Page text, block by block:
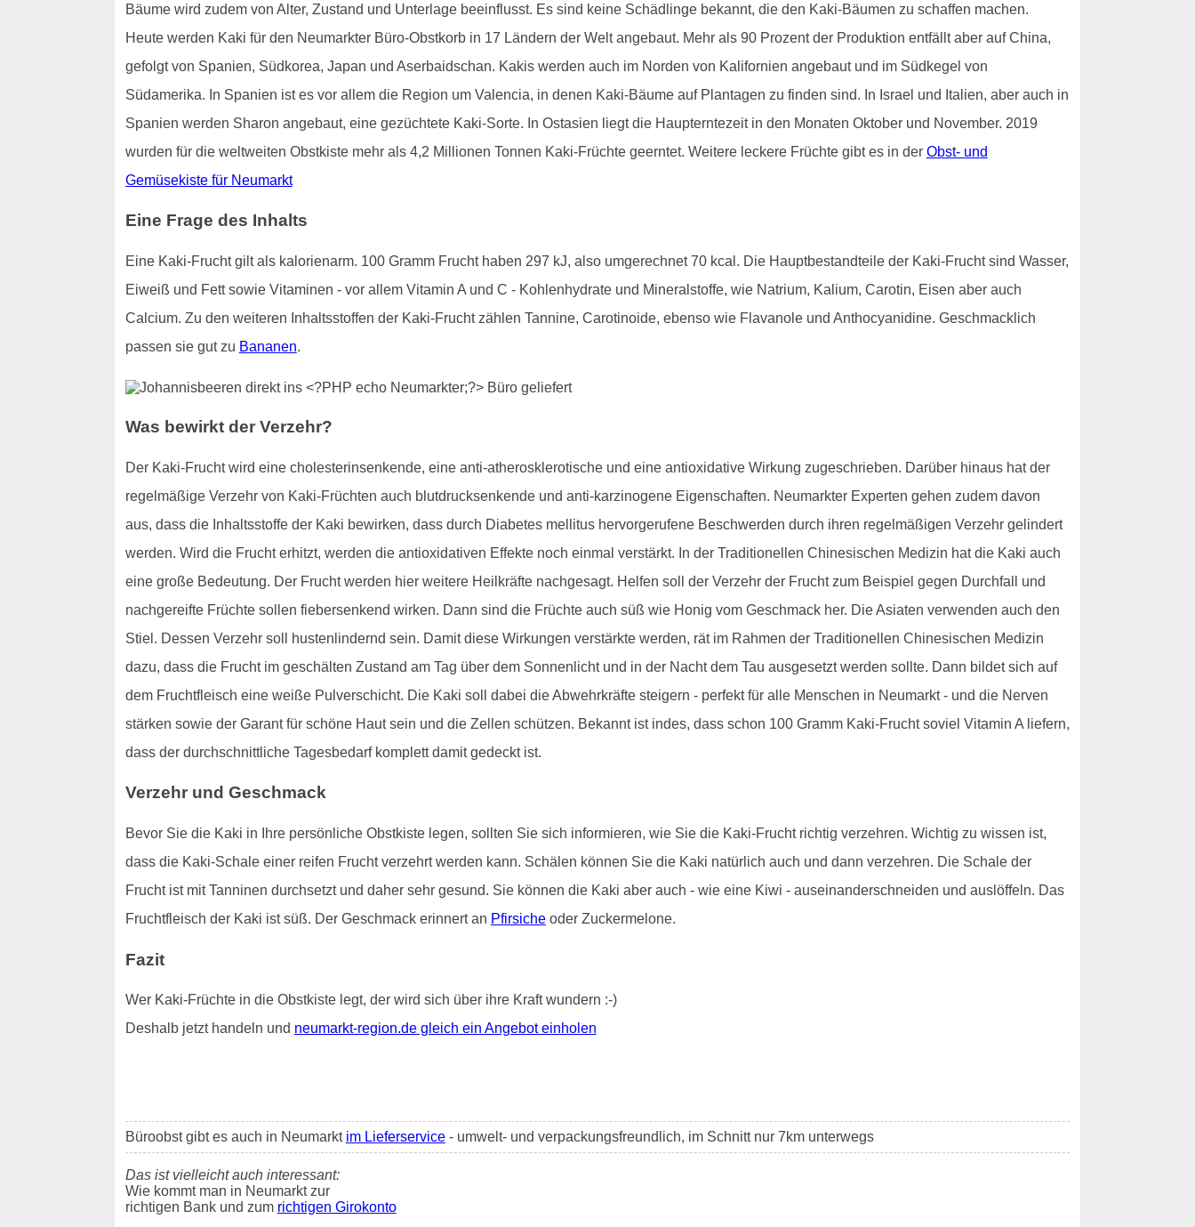
Bäume wird zudem von Alter, Zustand und Unterlage beeinflusst. Es sind keine Schädlinge bekannt, die den Kaki-Bäumen zu schaffen machen.
Heute werden Kaki für den Neumarkter Büro-Obstkorb in 17 Ländern der Welt angebaut. Mehr als 90 Prozent der Produktion entfällt aber auf China,
gefolgt von Spanien, Südkorea, Japan und Aserbaidschan. Kakis werden auch im Norden von Kalifornien angebaut und im Südkegel von
Südamerika. In Spanien ist es vor allem die Region um Valencia, in denen Kaki-Bäume auf Plantagen zu finden sind. In Israel und Italien, aber auch in
Spanien werden Sharon angebaut, eine gezüchtete Kaki-Sorte. In Ostasien liegt die Haupterntezeit in den Monaten Oktober und November. 2019
wurden für die weltweiten Obstkiste mehr als 4,2 Millionen Tonnen Kaki-Früchte geerntet. Weitere leckere Früchte gibt es in der Obst- und
Gemüsekiste für Neumarkt
Eine Frage des Inhalts
Eine Kaki-Frucht gilt als kalorienarm. 100 Gramm Frucht haben 297 kJ, also umgerechnet 70 kcal. Die Hauptbestandteile der Kaki-Frucht sind Wasser,
Eiweiß und Fett sowie Vitaminen - vor allem Vitamin A und C - Kohlenhydrate und Mineralstoffe, wie Natrium, Kalium, Carotin, Eisen aber auch
Calcium. Zu den weiteren Inhaltsstoffen der Kaki-Frucht zählen Tannine, Carotinoide, ebenso wie Flavanole und Anthocyanidine. Geschmacklich
passen sie gut zu Bananen.
Was bewirkt der Verzehr?
Der Kaki-Frucht wird eine cholesterinsenkende, eine anti-atherosklerotische und eine antioxidative Wirkung zugeschrieben. Darüber hinaus hat der
regelmäßige Verzehr von Kaki-Früchten auch blutdrucksenkende und anti-karzinogene Eigenschaften. Neumarkter Experten gehen zudem davon
aus, dass die Inhaltsstoffe der Kaki bewirken, dass durch Diabetes mellitus hervorgerufene Beschwerden durch ihren regelmäßigen Verzehr gelindert
werden. Wird die Frucht erhitzt, werden die antioxidativen Effekte noch einmal verstärkt. In der Traditionellen Chinesischen Medizin hat die Kaki auch
eine große Bedeutung. Der Frucht werden hier weitere Heilkräfte nachgesagt. Helfen soll der Verzehr der Frucht zum Beispiel gegen Durchfall und
nachgereifte Früchte sollen fiebersenkend wirken. Dann sind die Früchte auch süß wie Honig vom Geschmack her. Die Asiaten verwenden auch den
Stiel. Dessen Verzehr soll hustenlindernd sein. Damit diese Wirkungen verstärkte werden, rät im Rahmen der Traditionellen Chinesischen Medizin
dazu, dass die Frucht im geschälten Zustand am Tag über dem Sonnenlicht und in der Nacht dem Tau ausgesetzt werden sollte. Dann bildet sich auf
dem Fruchtfleisch eine weiße Pulverschicht. Die Kaki soll dabei die Abwehrkräfte steigern - perfekt für alle Menschen in Neumarkt - und die Nerven
stärken sowie der Garant für schöne Haut sein und die Zellen schützen. Bekannt ist indes, dass schon 100 Gramm Kaki-Frucht soviel Vitamin A liefern,
dass der durchschnittliche Tagesbedarf komplett damit gedeckt ist.
Verzehr und Geschmack
Bevor Sie die Kaki in Ihre persönliche Obstkiste legen, sollten Sie sich informieren, wie Sie die Kaki-Frucht richtig verzehren. Wichtig zu wissen ist,
dass die Kaki-Schale einer reifen Frucht verzehrt werden kann. Schälen können Sie die Kaki natürlich auch und dann verzehren. Die Schale der
Frucht ist mit Tanninen durchsetzt und daher sehr gesund. Sie können die Kaki aber auch - wie eine Kiwi - auseinanderschneiden und auslöffeln. Das
Fruchtfleisch der Kaki ist süß. Der Geschmack erinnert an Pfirsicheoder Zuckermelone.
Fazit
Wer Kaki-Früchte in die Obstkiste legt, der wird sich über ihre Kraft wundern :-)
Deshalb jetzt handeln und neumarkt-region.de gleich ein Angebot einholen
Büroobst gibt es auch in Neumarkt im Lieferservice- umwelt- und verpackungsfreundlich, im Schnitt nur 7km unterwegs
Das ist vielleicht auch interessant:
Wie kommt man in Neumarkt zur
richtigen Bank und zum richtigen Girokonto